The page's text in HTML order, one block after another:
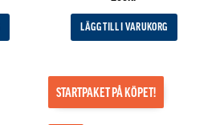
LÄGG TILL I VARUKORG
STARTPAKET PÅ KÖPET!